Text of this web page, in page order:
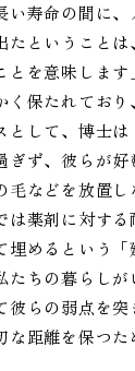
い寿命の間に
たということ
とを意味しま
く保たれてお
として、博士
ぎず、彼らが
毛などを放置
は薬剤に対す
埋めるという
たちの暮らし
彼らの弱点を
な距離を保つ